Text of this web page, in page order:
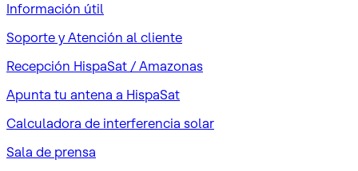
Información útil
Soporte y Atención al cliente
Recepción HispaSat / Amazonas
Apunta tu antena a HispaSat
Calculadora de interferencia solar
Sala de prensa